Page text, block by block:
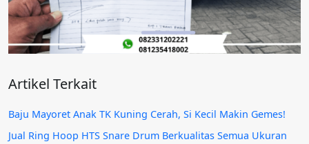
Artikel Terkait
Baju Mayoret Anak TK Kuning Cerah, Si Kecil Makin Gemes!
Jual Ring Hoop HTS Snare Drum Berkualitas Semua Ukuran